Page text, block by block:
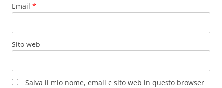
Email *
Sito web
Salva il mio nome, email e sito web in questo browser